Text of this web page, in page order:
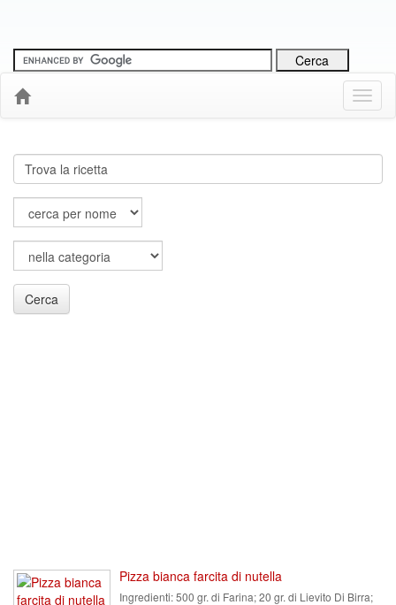
Menu
Down
Cerca
Cerca
Pizza bianca farcita di nutella
Ingredienti:500 gr. di Farina; 20 gr. di Lievito Di Birra;